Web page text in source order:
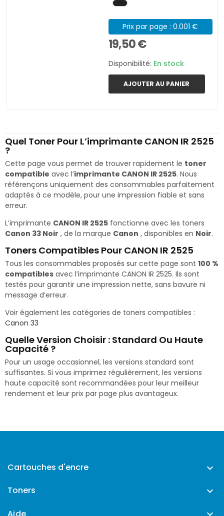
Prix par page : 0.001 €
19,50 €
Disponibilité: En stock
AJOUTER AU PANIER
Quel Toner Pour L’imprimante CANON IR 2525
?
Cette page vous permet de trouver rapidement le toner
compatible avec l’imprimante CANON IR 2525. Nous
référençons uniquement des consommables parfaitement
adaptés à ce modèle, pour une impression fiable et sans
erreur.
L’imprimante CANON IR 2525 fonctionne avec les toners
Canon 33 Noir , de la marque Canon , disponibles en Noir.
Toners Compatibles Pour CANON IR 2525
Tous les consommables proposés sur cette page sont 100 %
compatibles avec l’imprimante CANON IR 2525. Ils sont
testés pour garantir une impression nette, sans bavure ni
message d’erreur.
Voir également les catégories de toners compatibles :
Canon 33
Quelle Version Choisir : Standard Ou Haute
Capacité ?
Pour un usage occasionnel, les versions standard sont
suffisantes. Si vous imprimez régulièrement, les versions
haute capacité sont recommandées pour leur meilleur
rendement et leur prix par page plus avantageux.
Cartouches d'encre 
Toners 
Aide